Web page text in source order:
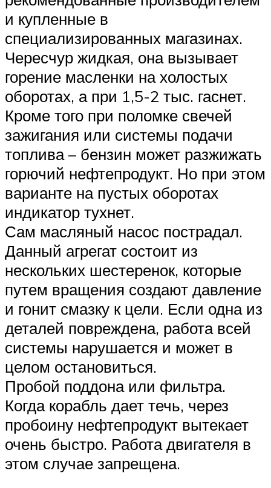
и купленные в
специализированных магазинах.
Чересчур жидкая, она вызывает
горение масленки на холостых
оборотах, а при 1,5-2 тыс. гаснет.
Кроме того при поломке свечей
зажигания или системы подачи
топлива – бензин может разжижать
горючий нефтепродукт. Но при этом
варианте на пустых оборотах
индикатор тухнет.
Сам масляный насос пострадал.
Данный агрегат состоит из
нескольких шестеренок, которые
путем вращения создают давление
и гонит смазку к цели. Если одна из
деталей повреждена, работа всей
системы нарушается и может в
целом остановиться.
Пробой поддона или фильтра.
Когда корабль дает течь, через
пробоину нефтепродукт вытекает
очень быстро. Работа двигателя в
этом случае запрещена.